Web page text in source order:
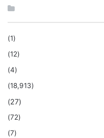
(1)
(12)
(4)
(18,913)
(27)
(72)
(7)